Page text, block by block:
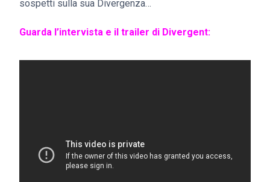
sospetti sulla sua Divergenza…
Guarda l’intervista e il trailer di Divergent: